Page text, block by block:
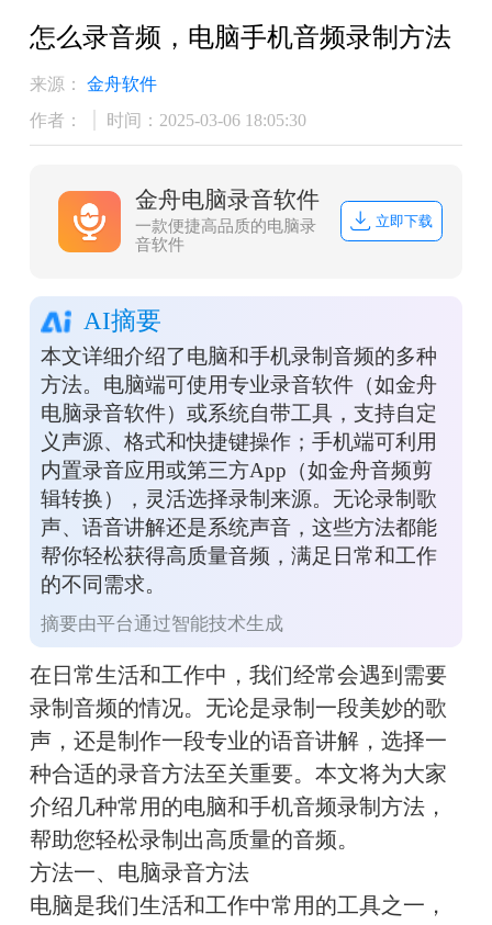
怎么录音频，电脑手机音频录制方法
来源：
金舟软件
作者：
时间：2025-03-06 18:05:30
金舟电脑录音软件
一款便捷高品质的电脑录
音软件
立即下载
AI摘要
本文详细介绍了电脑和手机录制音频的多种
方法。电脑端可使用专业录音软件（如金舟
电脑录音软件）或系统自带工具，支持自定
义声源、格式和快捷键操作；手机端可利用
内置录音应用或第三方App（如金舟音频剪
辑转换），灵活选择录制来源。无论录制歌
声、语音讲解还是系统声音，这些方法都能
帮你轻松获得高质量音频，满足日常和工作
的不同需求。
摘要由平台通过智能技术生成
在日常生活和工作中，我们经常会遇到需要
录制音频的情况。无论是录制一段美妙的歌
声，还是制作一段专业的语音讲解，选择一
种合适的录音方法至关重要。本文将为大家
介绍几种常用的电脑和手机音频录制方法，
帮助您轻松录制出高质量的音频。
方法一、 电脑录音方法
电脑是我们生活和工作中常用的工具之一，